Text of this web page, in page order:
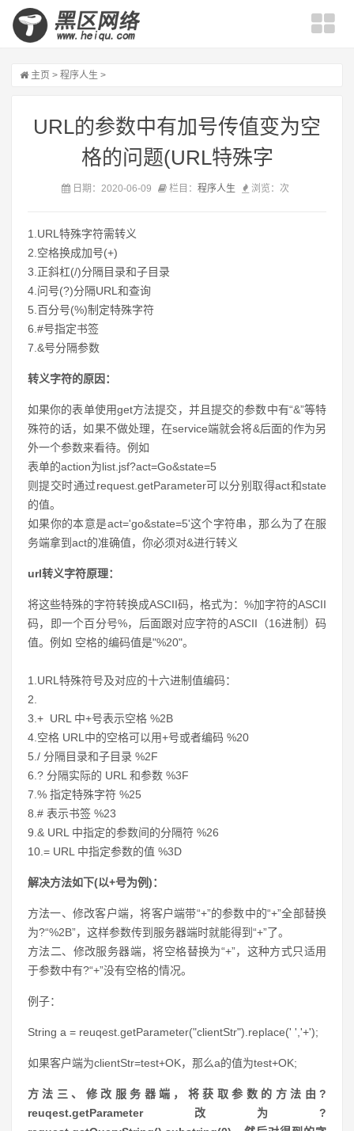
主页 > 程序人生 >
URL的参数中有加号传值变为空
格的问题(URL特殊字
日期：2020-06-09 栏目： 程序人生 浏览： 次
1.URL特殊字符需转义
2.空格换成加号(+)
3.正斜杠(/)分隔目录和子目录
4.问号(?)分隔URL和查询
5.百分号(%)制定特殊字符
6.#号指定书签
7.&号分隔参数
转义字符的原因：
如果你的表单使用get方法提交，并且提交的参数中有“&”等特
殊符的话，如果不做处理，在service端就会将&后面的作为另
外一个参数来看待。例如
表单的action为list.jsf?act=Go&state=5
则提交时通过request.getParameter可以分别取得act和state
的值。
如果你的本意是act='go&state=5'这个字符串，那么为了在服
务端拿到act的准确值，你必须对&进行转义
url转义字符原理：
将这些特殊的字符转换成ASCII码，格式为：%加字符的ASCII
码，即一个百分号%，后面跟对应字符的ASCII（16进制）码
值。例如 空格的编码值是"%20"。
1.URL特殊符号及对应的十六进制值编码：
2.
3.+ URL 中+号表示空格 %2B
4.空格 URL中的空格可以用+号或者编码 %20
5./ 分隔目录和子目录 %2F
6.? 分隔实际的 URL 和参数 %3F
7.% 指定特殊字符 %25
8.# 表示书签 %23
9.& URL 中指定的参数间的分隔符 %26
10.= URL 中指定参数的值 %3D
解决方法如下(以+号为例)：
方法一、修改客户端，将客户端带“+”的参数中的“+”全部替换
为?“%2B”，这样参数传到服务器端时就能得到“+”了。
方法二、修改服务器端，将空格替换为“+”，这种方式只适用
于参数中有?“+”没有空格的情况。
例子：
String a = reuqest.getParameter("clientStr").replace(' ','+');
如果客户端为clientStr=test+OK，那么a的值为test+OK;
方法三、修改服务器端，将获取参数的方法由?
reuqest.getParameter改为?